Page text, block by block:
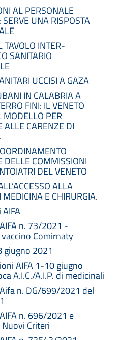
AL PERSONALE
SERVE UNA RISPOSTA
TAVOLO INTER-
SANITARIO
UCCISI A GAZA
IN CALABRIA A
FINI: IL VENETO
MODELLO PER
ALLE CARENZE DI
DELLE COMMISSIONI
DEL VENETO
ALLA
MEDICINA E CHIRURGIA.
n. 73/2021 -
Comirnaty
giugno 2021
AIFA 1-10 giugno
A.I.C./A.I.P. di medicinali
n. DG/699/2021 del
n. 696/2021 e
Criteri